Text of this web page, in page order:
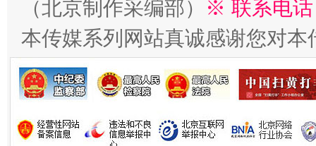
习近平的博鳌关键词
魏明
（北京制作采编部）
※ 联系电
本传媒系列网站真诚感谢您对